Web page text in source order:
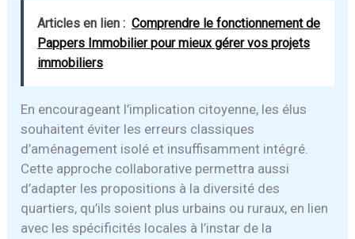
Articles en lien : Comprendre le fonctionnement de
Pappers Immobilier pour mieux gérer vos projets
immobiliers
En encourageant l’implication citoyenne, les élus
souhaitent éviter les erreurs classiques
d’aménagement isolé et insuffisamment intégré.
Cette approche collaborative permettra aussi
d’adapter les propositions à la diversité des
quartiers, qu’ils soient plus urbains ou ruraux, en lien
avec les spécificités locales à l’instar de la